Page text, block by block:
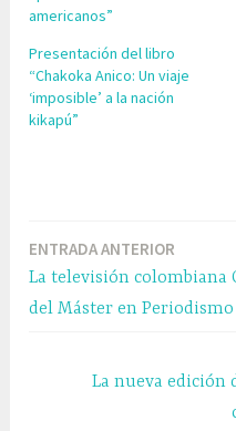
americanos”
Presentación del libro
“Chakoka Anico: Un viaje
‘imposible’ a la nación
kikapú”
Navegación
de
ENTRADA ANTERIOR
La televisión colombiana
del Máster en Periodismo
La nueva edición